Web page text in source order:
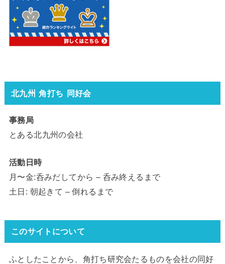
北九州 角打ち 同好会
事務局
とある北九州の会社
活動日時
月〜金:呑みだしてから – 呑み終えるまで
土日: 朝起きて – 倒れるまで
このサイトについて
ふとしたことから、角打ち研究会たるものを会社の同好